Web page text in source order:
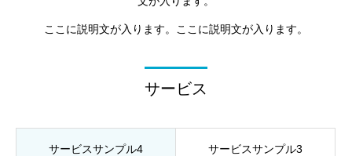
ここに説明文が入ります。ここに説明文が入ります。
サービス
サービスサンプル4 サービスサンプル3